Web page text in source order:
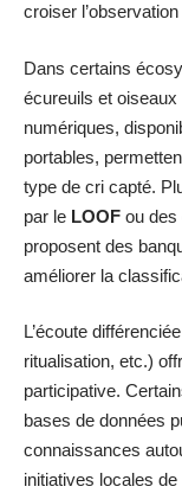
croiser
Dans certains
écureuils et oiseaux
numériques,
portables,
type de cri capté.
par le LOOF ou
proposent des
améliorer la
L’écoute
ritualisation, etc.)
participative.
bases de données
connaissances
initiatives locales